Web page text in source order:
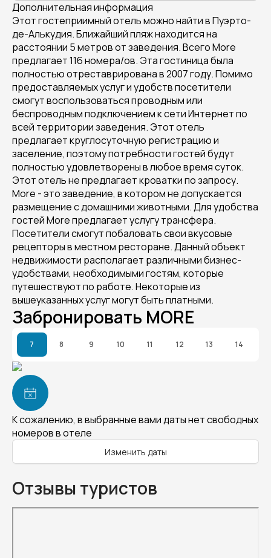
Дополнительная информация
Этот гостеприимный отель можно найти в Пуэрто-
де-Алькудия. Ближайший пляж находится на
расстоянии 5 метров от заведения. Всего More
предлагает 116 номера/ов. Эта гостиница была
полностью отреставрирована в 2007 году. Помимо
предоставляемых услуг и удобств посетители
смогут воспользоваться проводным или
беспроводным подключением к сети Интернет по
всей территории заведения. Этот отель
предлагает круглосуточную регистрацию и
заселение, поэтому потребности гостей будут
полностью удовлетворены в любое время суток.
Этот отель не предлагает кроватки по запросу.
More - это заведение, в котором не допускается
размещение с домашними животными. Для удобства
гостей More предлагает услугу трансфера.
Посетители смогут побаловать свои вкусовые
рецепторы в местном ресторане. Данный объект
недвижимости располагает различными бизнес-
удобствами, необходимыми гостям, которые
путешествуют по работе. Некоторые из
вышеуказанных услуг могут быть платными.
Забронировать MORE
7 8 9 10 11 12 13 14
К сожалению, в выбранные вами даты нет свободных
номеров в отеле
Изменить даты
Отзывы туристов